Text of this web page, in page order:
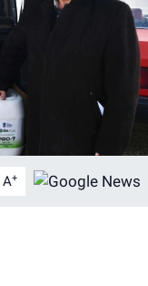
A+